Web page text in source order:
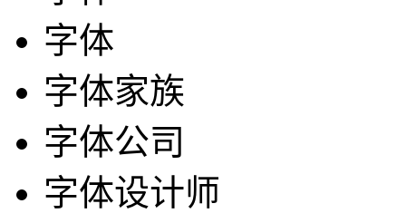
字体
字体家族
字体公司
字体设计师